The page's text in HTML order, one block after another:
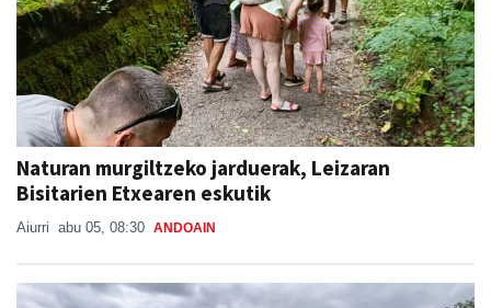
Naturan murgiltzeko jarduerak, Leizaran
Bisitarien Etxearen eskutik
Aiurri abu 05, 08:30 ANDOAIN